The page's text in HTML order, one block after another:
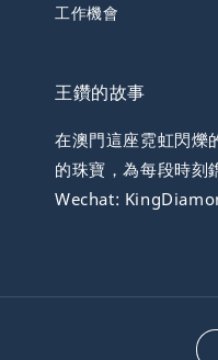
工作機會
王鑽的故事
在澳門這座霓虹閃爍
的珠寶，為每段時刻
Wechat: